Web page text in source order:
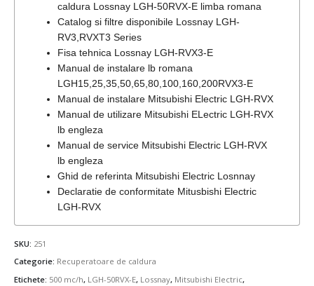
caldura Lossnay LGH-50RVX-E limba romana
Catalog si filtre disponibile Lossnay LGH-
RV3,RVXT3 Series
Fisa tehnica Lossnay LGH-RVX3-E
Manual de instalare lb romana
LGH15,25,35,50,65,80,100,160,200RVX3-E
Manual de instalare Mitsubishi Electric LGH-RVX
Manual de utilizare Mitsubishi ELectric LGH-RVX
lb engleza
Manual de service Mitsubishi Electric LGH-RVX
lb engleza
Ghid de referinta Mitsubishi Electric Losnnay
Declaratie de conformitate Mitusbishi Electric
LGH-RVX
SKU: 251
Categorie: Recuperatoare de caldura
Etichete: 500 mc/h, LGH-50RVX-E, Lossnay, Mitsubishi Electric,